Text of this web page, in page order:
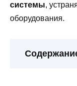
системы,
оборудования.